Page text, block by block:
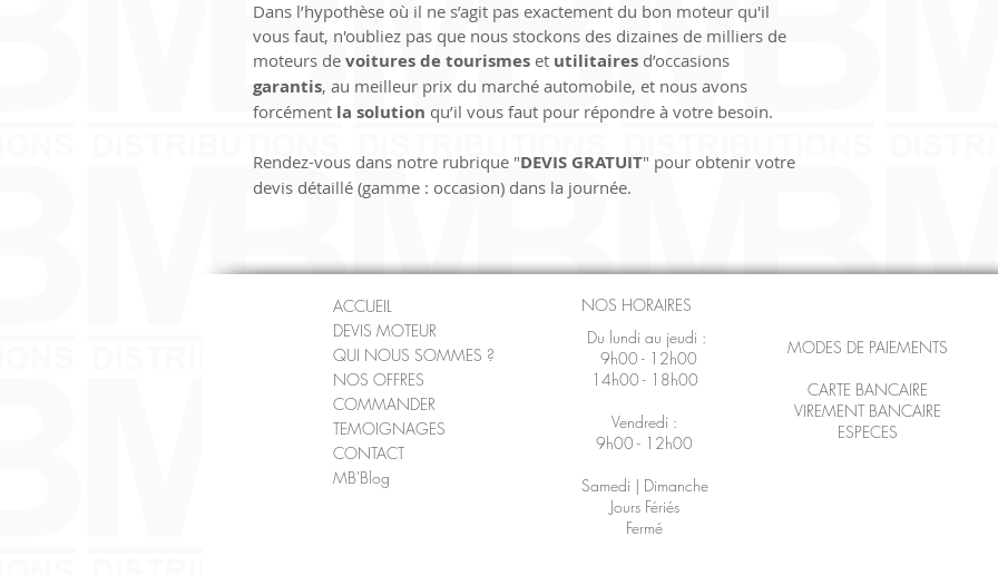
Dans l’hypothèse où il ne s’agit pas exactement du bon moteur qu'il
vous faut, n'oubliez pas que nous stockons des dizaines de milliers de
moteurs de voitures de tourismes et utilitaires d’occasions
garantis, au meilleur prix du marché automobile, et nous avons
forcément la solution qu’il vous faut pour répondre à votre besoin.
Rendez-vous dans notre rubrique "DEVIS GRATUIT" pour obtenir votre
devis détaillé (gamme : occasion) dans la journée.
ACCUEIL
DEVIS MOTEUR
QUI NOUS SOMMES ?
NOS OFFRES
COMMANDER
TEMOIGNAGES
CONTACT
MB'Blog
NOS HORAIRES
Du lundi au jeudi :
9h00 - 12h00
14h00 - 18h00
Vendredi :
9h00 - 12h00
Samedi | Dimanche
Jours Fériés
Fermé
MODES DE PAIEMENTS
CARTE BANCAIRE
VIREMENT BANCAIRE
ESPECES